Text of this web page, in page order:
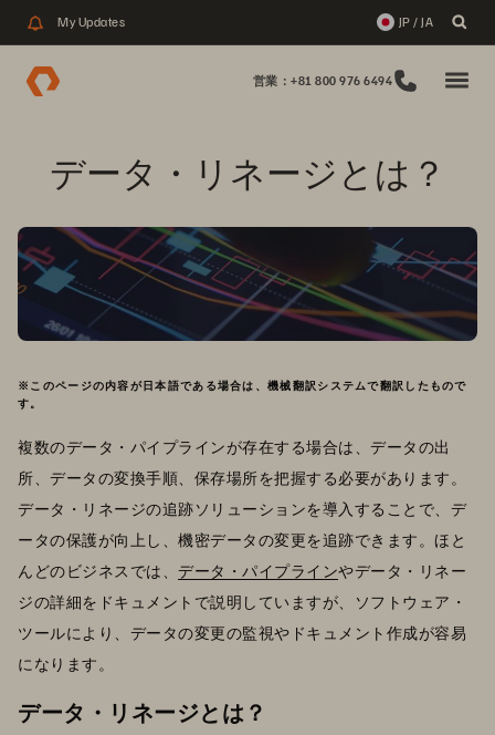
My Updates JP / JA
営業：+81 800 976 6494
データ・リネージとは？
※このページの内容が日本語である場合は、機械翻訳システムで翻訳したもので
す。
複数のデータ・パイプラインが存在する場合は、データの出
所、データの変換手順、保存場所を把握する必要があります。
データ・リネージの追跡ソリューションを導入することで、デ
ータの保護が向上し、機密データの変更を追跡できます。ほと
んどのビジネスでは、 データ・パイプラインやデータ・リネー
ジの詳細をドキュメントで説明していますが、ソフトウェア・
ツールにより、データの変更の監視やドキュメント作成が容易
になります。
データ・リネージとは？